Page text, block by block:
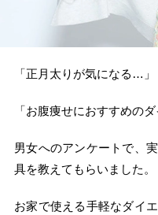
「正月太りが気になる…」
「お腹痩せにおすすめの
男女へのアンケートで、
具を教えてもらいました。
お家で使える手軽なダイ